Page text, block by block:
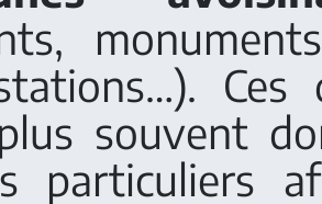
souvent
particuliers